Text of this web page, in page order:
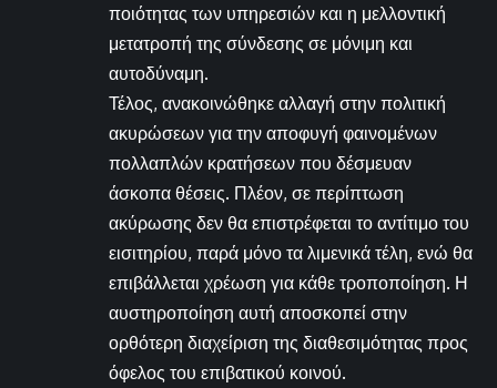
ποιότητας των υπηρεσιών και η μελλοντική
μετατροπή της σύνδεσης σε μόνιμη και
αυτοδύναμη.
Τέλος, ανακοινώθηκε αλλαγή στην πολιτική
ακυρώσεων για την αποφυγή φαινομένων
πολλαπλών κρατήσεων που δέσμευαν
άσκοπα θέσεις. Πλέον, σε περίπτωση
ακύρωσης δεν θα επιστρέφεται το αντίτιμο του
εισιτηρίου, παρά μόνο τα λιμενικά τέλη, ενώ θα
επιβάλλεται χρέωση για κάθε τροποποίηση. Η
αυστηροποίηση αυτή αποσκοπεί στην
ορθότερη διαχείριση της διαθεσιμότητας προς
όφελος του επιβατικού κοινού.